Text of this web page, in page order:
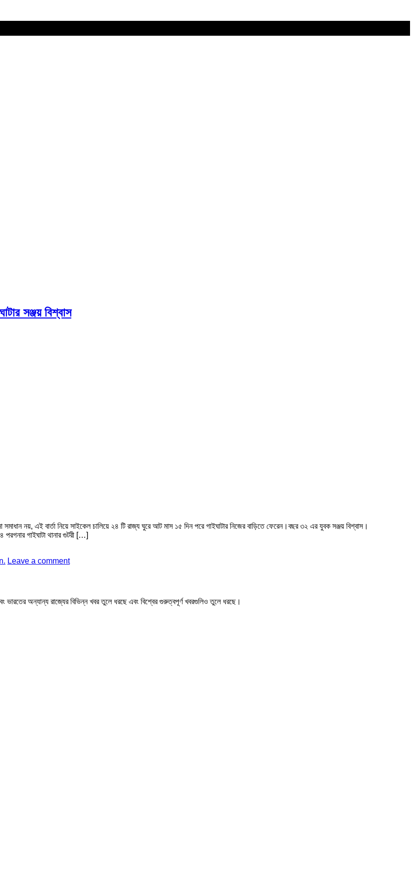
সঞ্জয় বিশ্বাস
নয়, এই বার্তা নিয়ে সাইকেল চালিয়ে ২৪ টি রাজ্য ঘুরে আট মাস ১৫ দিন পরে গাইঘাটার নিজের বাড়িতে ফেরেন।বছর ৩২ এর যুবক সঞ্জয় বিশ্বাস।
পরগনার গাইঘাটা থানার গুটরী […]
Leave a comment
অন্যান্য রাজ্যের বিভিন্ন খবর তুলে ধরছে এবং বিশ্বের গুরুত্বপূর্ণ খবরগুলিও তুলে ধরছে।